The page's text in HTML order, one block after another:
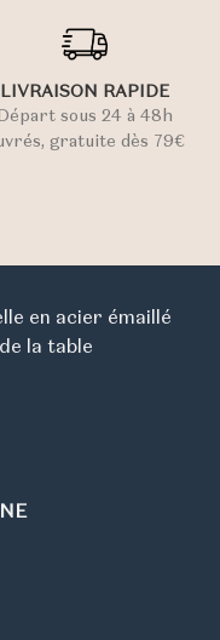
LIVRAISON RAPIDE
sous 24 à 48h
gratuite dès 79€
en acier émaillé
la table